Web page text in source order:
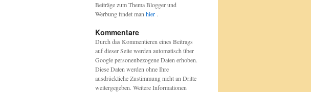
Beiträge zum Thema Blogger und
Werbung findet man hier .
Kommentare
Durch das Kommentieren eines Beitrags
auf dieser Seite werden automatisch über
Google personenbezogene Daten erhoben.
Diese Daten werden ohne Ihre
ausdrückliche Zustimmung nicht an Dritte
weitergegeben. Weitere Informationen